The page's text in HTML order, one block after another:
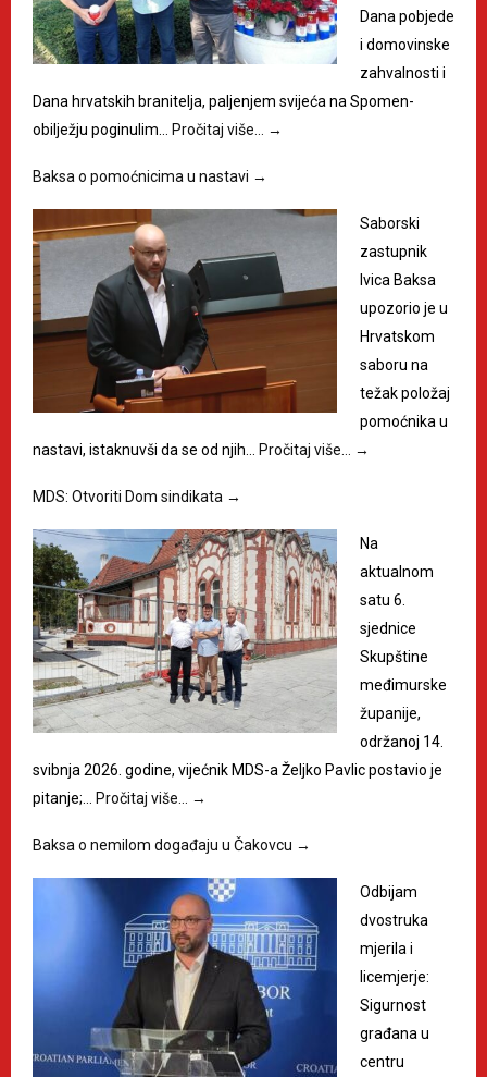
Dana pobjede
i domovinske
zahvalnosti i
Dana hrvatskih branitelja, paljenjem svijeća na Spomen-
obilježju poginulim… Pročitaj više… →
Baksa o pomoćnicima u nastavi →
Saborski
zastupnik
Ivica Baksa
upozorio je u
Hrvatskom
saboru na
težak položaj
pomoćnika u
nastavi, istaknuvši da se od njih… Pročitaj više… →
MDS: Otvoriti Dom sindikata →
Na
aktualnom
satu 6.
sjednice
Skupštine
međimurske
županije,
održanoj 14.
svibnja 2026. godine, vijećnik MDS-a Željko Pavlic postavio je
pitanje;… Pročitaj više… →
Baksa o nemilom događaju u Čakovcu →
Odbijam
dvostruka
mjerila i
licemjerje:
Sigurnost
građana u
centru